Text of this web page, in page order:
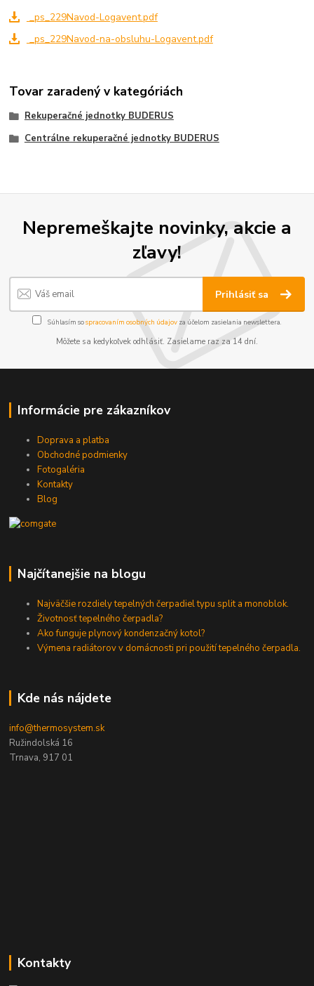
_ps_229Navod-Logavent.pdf
_ps_229Navod-na-obsluhu-Logavent.pdf
Tovar zaradený v kategóriách
Rekuperačné jednotky BUDERUS
Centrálne rekuperačné jednotky BUDERUS
Nepremeškajte novinky, akcie a
zľavy!
Prihlásiť sa
Súhlasím sospracovaním osobných údajov za účelom zasielania newslettera.
Môžete sa kedykoľvek odhlásiť. Zasielame raz za 14 dní.
Informácie pre zákazníkov
Doprava a platba
Obchodné podmienky
Fotogaléria
Kontakty
Blog
Najčítanejšie na blogu
Najväčšie rozdiely tepelných čerpadiel typu split a monoblok.
Životnosť tepelného čerpadla?
Ako funguje plynový kondenzačný kotol?
Výmena radiátorov v domácnosti pri použití tepelného čerpadla.
Kde nás nájdete
info@thermosystem.sk
Ružindolská 16
Trnava, 917 01
Kontakty